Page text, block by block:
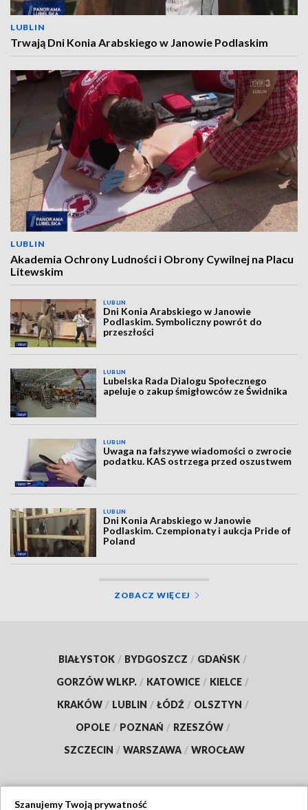
LUBLIN
Trwają Dni Konia Arabskiego w Janowie Podlaskim
LUBLIN
Akademia Ochrony Ludności i Obrony Cywilnej na Placu
Litewskim
LUBLIN
Dni Konia Arabskiego w Janowie
Podlaskim. Symboliczny powrót do
przeszłości
LUBLIN
Lubelska Rada Dialogu Społecznego
apeluje o zakup śmigłowców ze Świdnika
LUBLIN
Uwaga na fałszywe wiadomości o zwrocie
podatku. KAS ostrzega przed oszustwem
LUBLIN
Dni Konia Arabskiego w Janowie
Podlaskim. Czempionaty i aukcja Pride of
Poland
ZOBACZ WIĘCEJ
BIAŁYSTOK / BYDGOSZCZ / GDAŃSK /
GORZÓW WLKP. / KATOWICE / KIELCE /
KRAKÓW / LUBLIN / ŁÓDŹ / OLSZTYN /
OPOLE / POZNAŃ / RZESZÓW /
SZCZECIN / WARSZAWA / WROCŁAW
Szanujemy Twoją prywatność